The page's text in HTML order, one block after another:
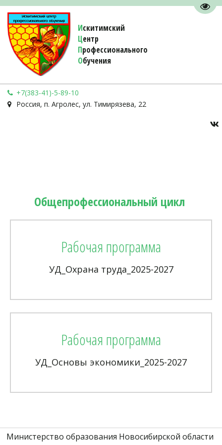
Искитимский
Центр
Профессионального
Обучения
+7(383-41)-5-89-10
Россия, п. Агролес, ул. Тимирязева, 22
Общепрофессиональный цикл
Рабочая программа
УД_Охрана труда_2025-2027
Рабочая программа
УД_Основы экономики_2025-2027
Министерство образования Новосибирской области